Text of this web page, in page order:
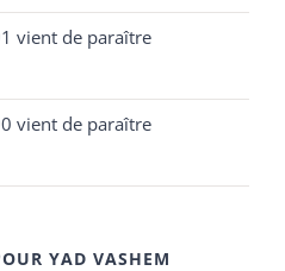
vient de paraître
vient de paraître
YAD VASHEM